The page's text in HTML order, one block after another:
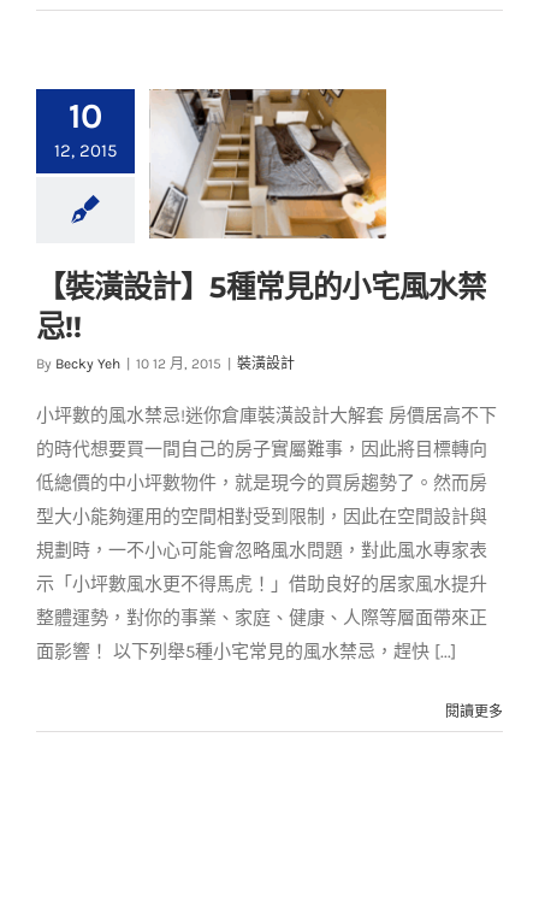
10
12, 2015
裝潢設計
【裝潢設計】5種常見的小宅風水禁
忌!!
By Becky Yeh 10 12 月, 2015 裝潢設計
小坪數的風水禁忌!迷你倉庫裝潢設計大解套 房價居高不下
的時代想要買一間自己的房子實屬難事，因此將目標轉向
低總價的中小坪數物件，就是現今的買房趨勢了。然而房
型大小能夠運用的空間相對受到限制，因此在空間設計與
規劃時，一不小心可能會忽略風水問題，對此風水專家表
示「小坪數風水更不得馬虎！」借助良好的居家風水提升
整體運勢，對你的事業、家庭、健康、人際等層面帶來正
面影響！ 以下列舉5種小宅常見的風水禁忌，趕快 [...]
閱讀更多